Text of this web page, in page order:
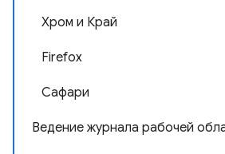
Хром и Край
Firefox
Сафари
Ведение журнала рабочей